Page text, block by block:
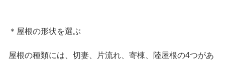
＊屋根の形状を選ぶ
屋根の種類には、切妻、片流れ、寄棟、陸屋根の4つがあ